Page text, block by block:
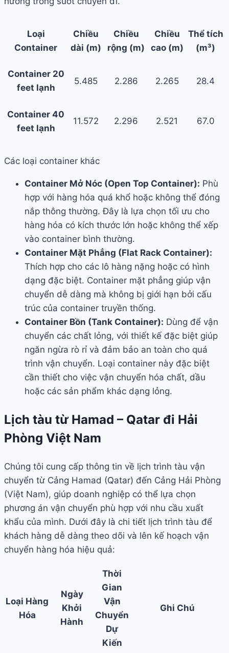
Loại
Container
Chiều
dài (m)
Chiều
rộng (m)
Chiều
cao (m)
Thể tích
(m³)
Container 20
feet lạnh
5.485 2.286 2.265 28.4
Container 40
feet lạnh
11.572 2.296 2.521 67.0
Các loại container khác
Container Mở Nóc (Open Top Container): Phù
hợp với hàng hóa quá khổ hoặc không thể đóng
nắp thông thường. Đây là lựa chọn tối ưu cho
hàng hóa có kích thước lớn hoặc không thể xếp
vào container bình thường.
Container Mặt Phẳng (Flat Rack Container):
Thích hợp cho các lô hàng nặng hoặc có hình
dạng đặc biệt. Container mặt phẳng giúp vận
chuyển dễ dàng mà không bị giới hạn bởi cấu
trúc của container truyền thống.
Container Bồn (Tank Container): Dùng để vận
chuyển các chất lỏng, với thiết kế đặc biệt giúp
ngăn ngừa rò rỉ và đảm bảo an toàn cho quá
trình vận chuyển. Loại container này đặc biệt
cần thiết cho việc vận chuyển hóa chất, dầu
hoặc các sản phẩm khác dạng lỏng.
Lịch tàu từ Hamad – Qatar đi Hải
Phòng Việt Nam
Chúng tôi cung cấp thông tin về lịch trình tàu vận
chuyển từ Cảng Hamad (Qatar) đến Cảng Hải Phòng
(Việt Nam), giúp doanh nghiệp có thể lựa chọn
phương án vận chuyển phù hợp với nhu cầu xuất
khẩu của mình. Dưới đây là chi tiết lịch trình tàu để
khách hàng dễ dàng theo dõi và lên kế hoạch vận
chuyển hàng hóa hiệu quả:
Loại Hàng
Hóa
Ngày
Khởi
Hành
Thời
Gian
Vận
Chuyển
Dự
Kiến
Ghi Chú